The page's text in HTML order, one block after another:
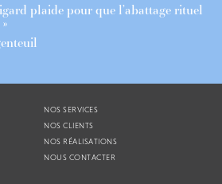
plaide pour que l’abattage rituel
NOS SERVICES
NOS CLIENTS
NOS RÉALISATIONS
NOUS CONTACTER